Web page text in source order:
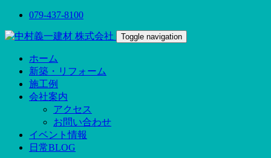
079-437-8100
Toggle navigation
ホーム
新築・リフォーム
施工例
会社案内
アクセス
お問い合わせ
イベント情報
日常BLOG